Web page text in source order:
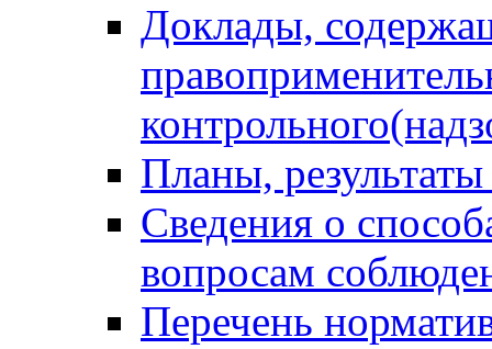
Доклады,
Планы,
Сведения о
вопросам
Перечень